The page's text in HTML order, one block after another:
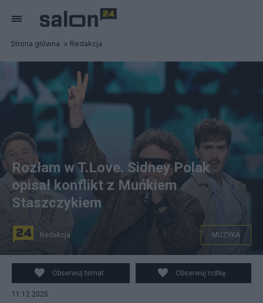
Strona główna Redakcja
Rozłam w T.Love. Sidney Polak
opisał konflikt z Muńkiem
Staszczykiem
Redakcja MUZYKA
Obserwuj temat Obserwuj notkę
11.12.2025